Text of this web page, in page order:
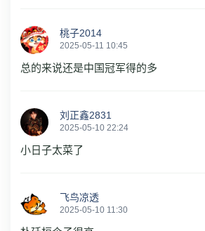
桃子2014
2025-05-11 10:45
总的来说还是中国冠军得的多
刘正鑫2831
2025-05-10 22:24
小日子太菜了
飞鸟凉透
2025-05-10 11:30